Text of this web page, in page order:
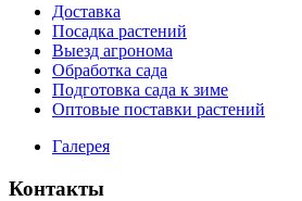
Доставка
Посадка растений
Выезд агронома
Обработка сада
Подготовка сада к зиме
Оптовые поставки растений
Галерея
Контакты